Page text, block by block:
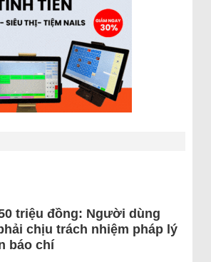
triệu đồng: Người dùng
chịu trách nhiệm pháp lý
báo chí